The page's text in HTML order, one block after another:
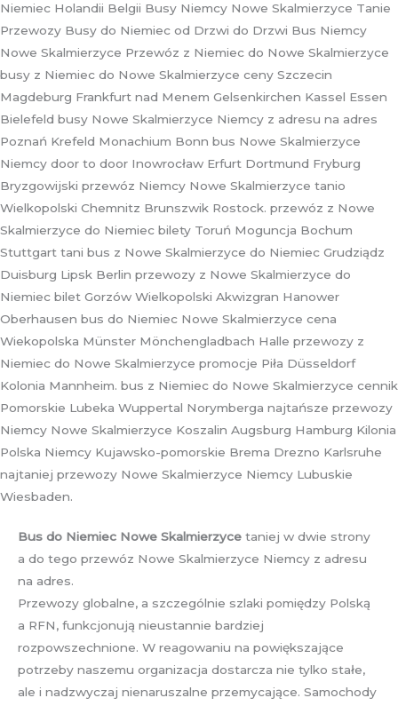
Niemiec Holandii Belgii Busy Niemcy Nowe Skalmierzyce Tanie
Przewozy Busy do Niemiec od Drzwi do Drzwi Bus Niemcy
Nowe Skalmierzyce Przewóz z Niemiec do Nowe Skalmierzyce
busy z Niemiec do Nowe Skalmierzyce ceny Szczecin
Magdeburg Frankfurt nad Menem Gelsenkirchen Kassel Essen
Bielefeld busy Nowe Skalmierzyce Niemcy z adresu na adres
Poznań Krefeld Monachium Bonn bus Nowe Skalmierzyce
Niemcy door to door Inowrocław Erfurt Dortmund Fryburg
Bryzgowijski przewóz Niemcy Nowe Skalmierzyce tanio
Wielkopolski Chemnitz Brunszwik Rostock. przewóz z Nowe
Skalmierzyce do Niemiec bilety Toruń Moguncja Bochum
Stuttgart tani bus z Nowe Skalmierzyce do Niemiec Grudziądz
Duisburg Lipsk Berlin przewozy z Nowe Skalmierzyce do
Niemiec bilet Gorzów Wielkopolski Akwizgran Hanower
Oberhausen bus do Niemiec Nowe Skalmierzyce cena
Wiekopolska Münster Mönchengladbach Halle przewozy z
Niemiec do Nowe Skalmierzyce promocje Piła Düsseldorf
Kolonia Mannheim. bus z Niemiec do Nowe Skalmierzyce cennik
Pomorskie Lubeka Wuppertal Norymberga najtańsze przewozy
Niemcy Nowe Skalmierzyce Koszalin Augsburg Hamburg Kilonia
Polska Niemcy Kujawsko-pomorskie Brema Drezno Karlsruhe
najtaniej przewozy Nowe Skalmierzyce Niemcy Lubuskie
Wiesbaden.
Bus do Niemiec Nowe Skalmierzyce taniej w dwie strony
a do tego przewóz Nowe Skalmierzyce Niemcy z adresu
na adres.
Przewozy globalne, a szczególnie szlaki pomiędzy Polską
a RFN, funkcjonują nieustannie bardziej
rozpowszechnione. W reagowaniu na powiększające
potrzeby naszemu organizacja dostarcza nie tylko stałe,
ale i nadzwyczaj nienaruszalne przemycające. Samochody